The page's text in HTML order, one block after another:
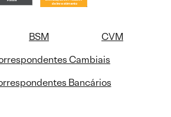
BSM
CVM
Cambiais
Bancários